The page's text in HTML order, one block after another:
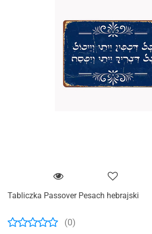
Tabliczka Passover Pesach hebrajski
(0)